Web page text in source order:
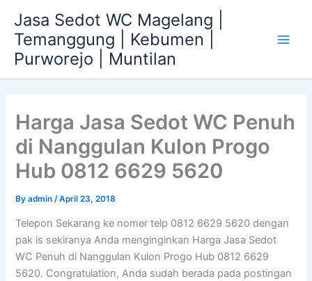
content
Jasa Sedot WC Magelang |
Temanggung | Kebumen |
Purworejo | Muntilan
Harga Jasa Sedot WC Penuh
di Nanggulan Kulon Progo
Hub 0812 6629 5620
Byadmin/April 23, 2018
Telepon Sekarang ke nomer telp 0812 6629 5620 dengan
pak is sekiranya Anda menginginkan Harga Jasa Sedot
WC Penuh di Nanggulan Kulon Progo Hub 0812 6629
5620. Congratulation, Anda sudah berada pada postingan